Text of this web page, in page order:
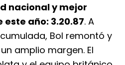
nacional y mejor
año: 3.20.87. A
Bol remontó y
amplio margen. El